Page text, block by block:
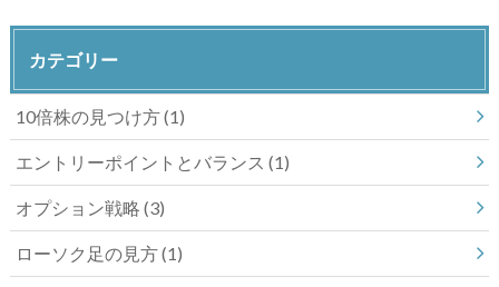
カテゴリー
10倍株の見つけ方(1)
エントリーポイントとバランス (1)
オプション戦略 (3)
ローソク足の見方(1)